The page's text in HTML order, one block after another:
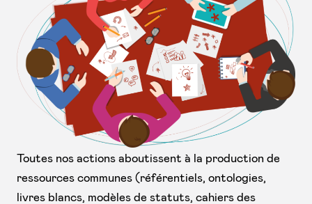
Toutes nos actions aboutissent à la production de
ressources communes (référentiels, ontologies,
livres blancs, modèles de statuts, cahiers des